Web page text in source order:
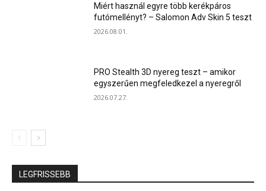
Miért használ egyre több kerékpáros
futómellényt? – Salomon Adv Skin 5 teszt
2026.08.01.
PRO Stealth 3D nyereg teszt – amikor
egyszerűen megfeledkezel a nyeregről
2026.07.27.
LEGFRISSEBB